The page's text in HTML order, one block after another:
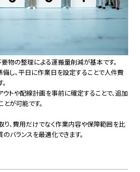
物の整理による運搬量削減が基本です。
し、平日に作業日を設定することで人件費
ウトや配線計画を事前に確定することで、追加
が可能です。
り、費用だけでなく作業内容や保障範囲を比
のバランスを最適化できます。